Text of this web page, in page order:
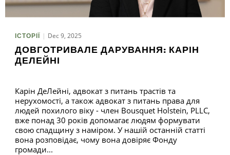
ІСТОРІЇ Dec 9, 2025
ДОВГОТРИВАЛЕ ДАРУВАННЯ: КАРІН
ДЕЛЕЙНІ
Карін ДеЛейні, адвокат з питань трастів та
нерухомості, а також адвокат з питань права для
людей похилого віку - член Bousquet Holstein, PLLC,
вже понад 30 років допомагає людям формувати
свою спадщину з наміром. У нашій останній статті
вона розповідає, чому вона довіряє Фонду
громади...